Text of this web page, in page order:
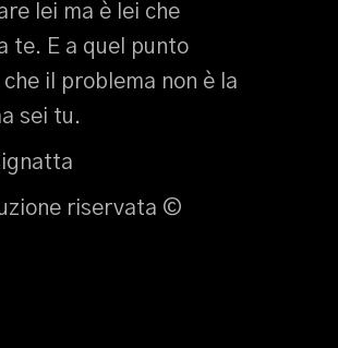
lei ma è lei che
te. E a quel punto
il problema non è la
sei tu.
riservata ©